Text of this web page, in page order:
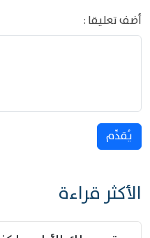
أضف تعليقا :
يُقدِّم
الأكثر قراءة